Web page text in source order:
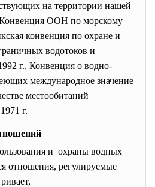
на территории нашей
ООН по морскому
конвенция по охране и
водотоков и
г., Конвенция о водно-
международное значение
местообитаний
г.
и охраны водных
отношения, регулируемые